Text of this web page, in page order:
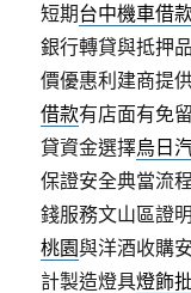
短期台中機車借
銀行轉貸與抵押
價優惠利建商提
借款有店面有免
貸資金選擇烏日
保證安全典當流
錢服務文山區證
桃園與洋酒收購
計製造燈具燈飾